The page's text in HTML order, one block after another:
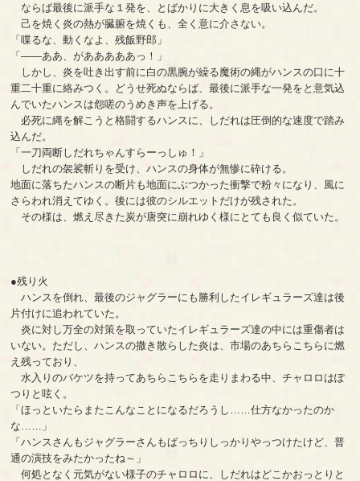
ならば最後に派手な１発を、とばかりに大きく息を吸い込んだ。
己を焼く炎の熱が臓腑を焼くも、全く意に介さない。
「喋るな、動くなよ、残飯野郎」
「――ああ、があああああっ！」
しかし、炎を吐き出す前に白の黒腕が繰る魔術の縄がハンスの口に十
重二十重に絡みつく。どうせ死ぬならば、最後に派手な一発をと意気込
んでいたハンスは怨嗟のうめき声を上げる。
必死に縄を解こうと格闘するハンスに、しだれは圧倒的な速度で踏み
込んだ。
「一刀両断しだれちゃんすらーっしゅ！」
しだれの袈裟斬りを受け、ハンスの身体が無惨に砕ける。
地面に落ちたハンスの断片も地面にぶつかった衝撃で粉々になり、風に
さらわれ消えてゆく。後には彼のシルエットだけが残された。
その様は、燃え尽きた炭が唐突に崩れゆく様にとても良く似ていた。
●残り火
ハンスを倒れ、最後のジャグラーにも勝利したイレギュラーズ達は後
片付けに追われていた。
炎に対し万全の対策を取っていたイレギュラーズ達の中には重傷者は
いない。ただし、ハンスの撒き散らした炎は、市場のあちらこちらに燃
え残っており、
水入りのバケツを持ってあちらこちらを走りまわる中、チャロロはぽ
つりと呟く。
「ほっといたらまたこんなことになるだろうし……仕方なかったのか
な……」
「ハンスさんもジャグラーさんもばっちりしっかりやっつけたけど、普
通の演技をみたかったね～」
何処となく元気がない様子のチャロロに、しだれはどこかおっとりと